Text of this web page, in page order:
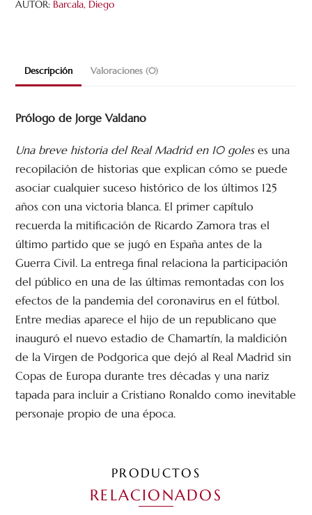
AUTOR: Barcala, Diego
Descripción Valoraciones (0)
Prólogo de Jorge Valdano
Una breve historia del Real Madrid en 10 goleses una
recopilación de historias que explican cómo se puede
asociar cualquier suceso histórico de los últimos 125
años con una victoria blanca. El primer capítulo
recuerda la mitificación de Ricardo Zamora tras el
último partido que se jugó en España antes de la
Guerra Civil. La entrega final relaciona la participación
del público en una de las últimas remontadas con los
efectos de la pandemia del coronavirus en el fútbol.
Entre medias aparece el hijo de un republicano que
inauguró el nuevo estadio de Chamartín, la maldición
de la Virgen de Podgorica que dejó al Real Madrid sin
Copas de Europa durante tres décadas y una nariz
tapada para incluir a Cristiano Ronaldo como inevitable
personaje propio de una época.
PRODUCTOS
RELACIONADOS